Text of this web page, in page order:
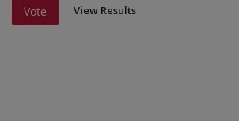
Vote View Results